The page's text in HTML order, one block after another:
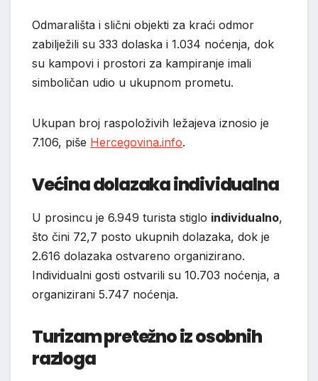
Odmarališta i slični objekti za kraći odmor
zabilježili su 333 dolaska i 1.034 noćenja, dok
su kampovi i prostori za kampiranje imali
simboličan udio u ukupnom prometu.
Ukupan broj raspoloživih ležajeva iznosio je
7.106, piše Hercegovina.info.
Većina dolazaka individualna
U prosincu je 6.949 turista stiglo individualno,
što čini 72,7 posto ukupnih dolazaka, dok je
2.616 dolazaka ostvareno organizirano.
Individualni gosti ostvarili su 10.703 noćenja, a
organizirani 5.747 noćenja.
Turizam pretežno iz osobnih
razloga